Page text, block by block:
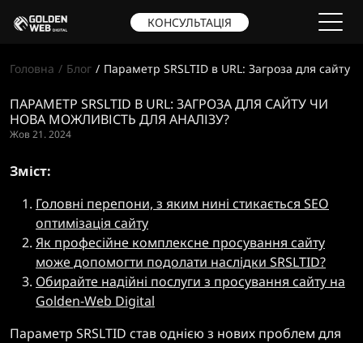
КОНСУЛЬТАЦІЯ
Головна Блог Параметр SRSLTID в URL: Загроза для сайту
ПАРАМЕТР SRSLTID В URL: ЗАГРОЗА ДЛЯ САЙТУ ЧИ
НОВА МОЖЛИВІСТЬ ДЛЯ АНАЛІЗУ?
Жов 21. 2024
Зміст:
Головні перепони, з яким нині стикається SEO
оптимізація сайту
Як професійне комплексне просування сайту
може допомогти подолати наслідки SRSLTID?
Обирайте надійні послуги з просування сайту на
Golden-Web Digital
Параметр SRSLTID став однією з нових проблем для